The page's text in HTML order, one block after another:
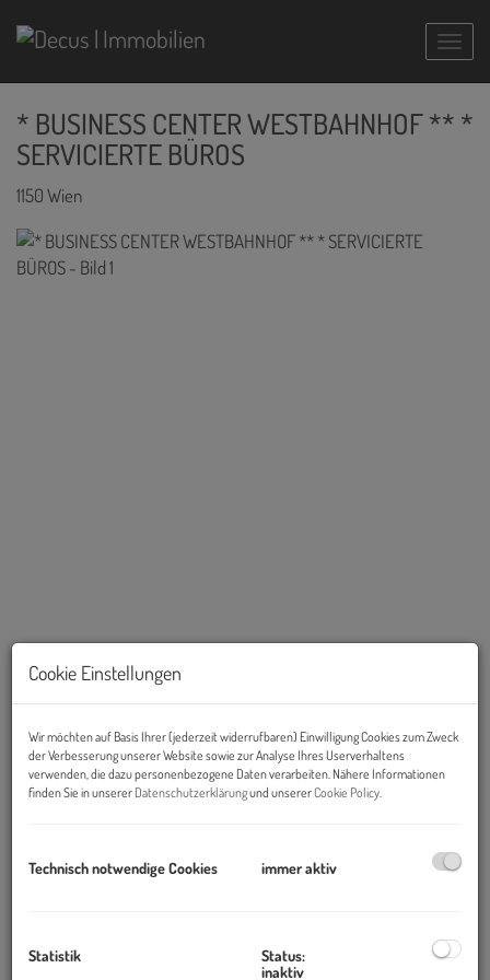
* BUSINESS CENTER WESTBAHNHOF ** *
SERVICIERTE BÜROS
1150 Wien
Beschreibung
Der Wiener Westbahnhof wurde 2011 völlig neu gestaltet - die
Hier finden Sie das Business Center Westbahnhof, mitten im
Cookie Einstellungen
Wir möchten auf Basis Ihrer (jederzeit widerrufbaren) Einwilligung Cookies zum Zweck
der Verbesserung unserer Website sowie zur Analyse Ihres Userverhaltens
verwenden, die dazu personenbezogene Daten verarbeiten. Nähere Informationen
finden Sie in unserer Datenschutzerklärungund unsererCookie Policy
Technisch notwendige Cookies immer aktiv
Statistik
Status:
inaktiv